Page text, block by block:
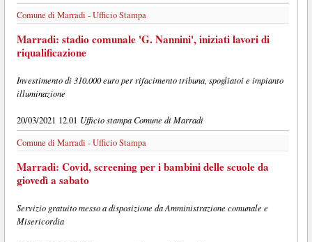
Comune di Marradi - Ufficio Stampa
Marradi: stadio comunale 'G. Nannini', iniziati lavori di
riqualificazione
Investimento di 310.000 euro per rifacimento tribuna, spogliatoi e impianto
illuminazione
20/03/2021 12.01 Ufficio stampa Comune di Marradi
Comune di Marradi - Ufficio Stampa
Marradi: Covid, screening per i bambini delle scuole da
giovedì a sabato
Servizio gratuito messo a disposizione da Amministrazione comunale e
Misericordia